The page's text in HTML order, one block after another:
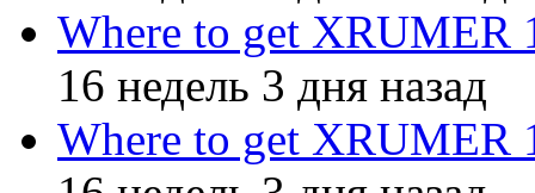
Where to get XRUMER
16 недель 3 дня назад
Where to get XRUMER